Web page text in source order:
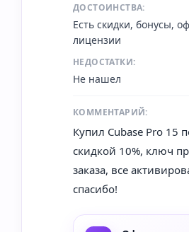
ДОСТОИНСТВА:
Есть скидки, бонусы,
лицензии
НЕДОСТАТКИ:
Не нашел
КОММЕНТАРИЙ:
Купил Cubase Pro 15
скидкой 10%, ключ
заказа, все
спасибо!